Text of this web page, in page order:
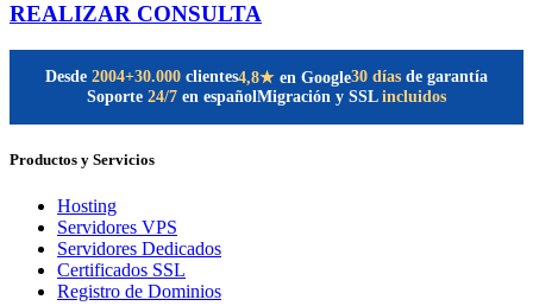
REALIZAR CONSULTA
Desde 2004+30.000 clientes4,8★ en Google30 días de garantía
Soporte 24/7 en español Migración y SSL incluidos
Productos y Servicios
Hosting
Servidores VPS
Servidores Dedicados
Certificados SSL
Registro de Dominios